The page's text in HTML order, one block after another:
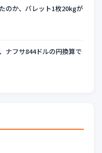
のか、パレット1枚20kgが
ナフサ844ドルの円換算で